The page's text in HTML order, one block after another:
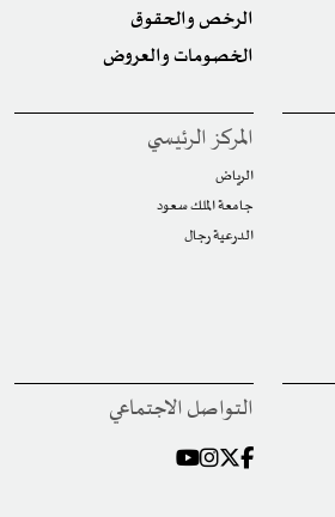
الرخص والحقوق
الخصومات والعروض
المركز الرئيسي
الرياض
جامعة الملك سعود
الدرعية رجال
التواصل الاجتماعي